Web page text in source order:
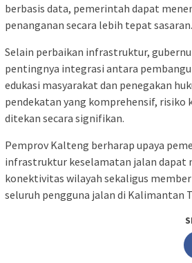
berbasis data, pemerintah dapat
penanganan secara lebih tepat sasaran.
Selain perbaikan infrastruktur,
pentingnya integrasi antara
edukasi masyarakat dan penegakan
pendekatan yang komprehensif, risiko
ditekan secara signifikan.
Pemprov Kalteng berharap upaya
infrastruktur keselamatan jalan dapat
konektivitas wilayah sekaligus
seluruh pengguna jalan di Kalimantan